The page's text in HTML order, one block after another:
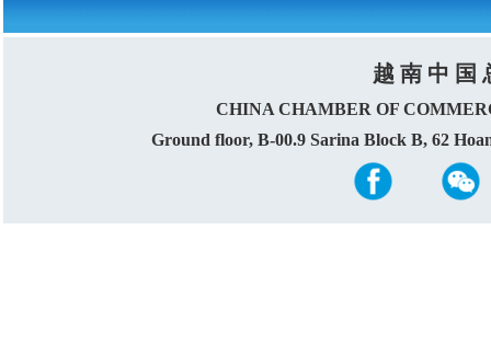
越 南 中 国
CHINA CHAMBER OF
Ground floor, B-00.9 Sarina Block B, 62